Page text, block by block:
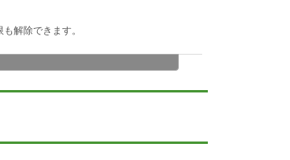
解除できます。